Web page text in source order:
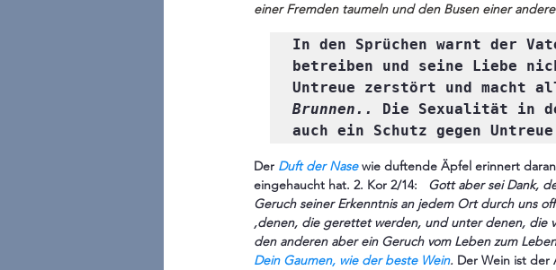
einer Fremden taumeln und den Busen einer
In den Sprüchen warnt der
betreiben und seine Liebe
Untreue zerstört und macht
Brunnen..
Die Sexualität in
auch ein Schutz gegen
Der Duft der Nase wie duftende Äpfel erinnert
eingehaucht hat. 2. Kor 2/14:
Gott aber sei Dank,
Geruch seiner Erkenntnis an jedem Ort durch uns
,denen, die gerettet werden, und unter denen, die
den anderen aber ein Geruch vom Leben zum
Dein Gaumen, wie der beste Wein. Der Wein ist der